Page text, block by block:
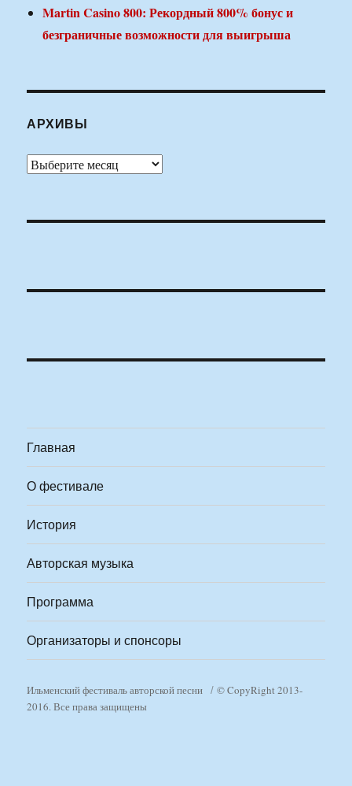
Martin Casino 800: Рекордный 800% бонус и
безграничные возможности для выигрыша
АРХИВЫ
Архивы
Главная
О фестивале
История
Авторская музыка
Программа
Организаторы и спонсоры
Ильменский фестиваль авторской песни
© CopyRight 2013-
2016. Все права защищены